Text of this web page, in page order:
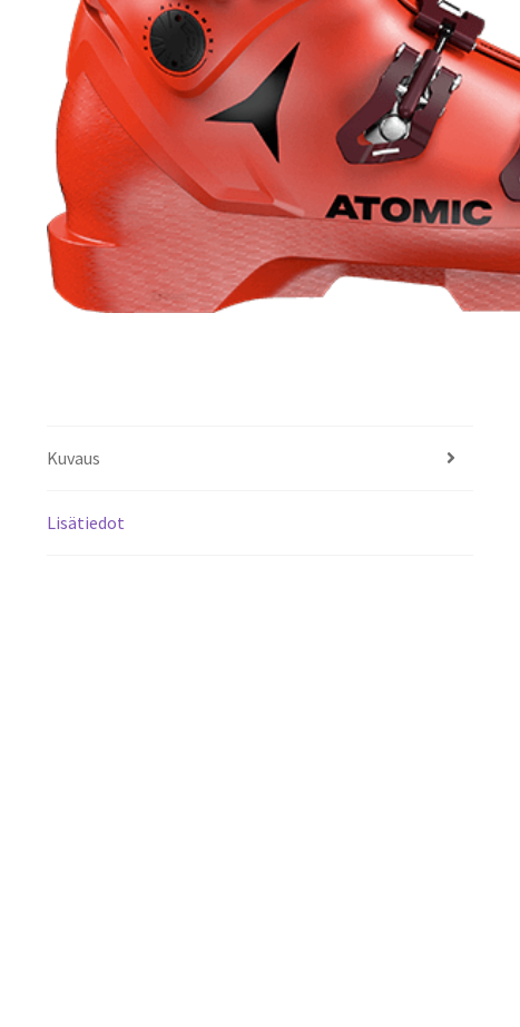
Kuvaus
Lisätiedot